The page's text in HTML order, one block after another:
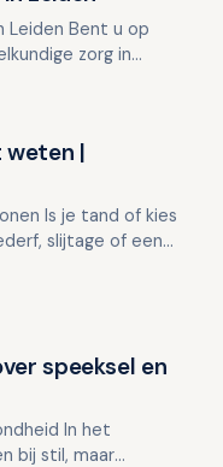
Leiden Bent u op
zorg in
weten |
Is je tand of kies
slijtage of een
speeksel en
In het
bij stil, maar